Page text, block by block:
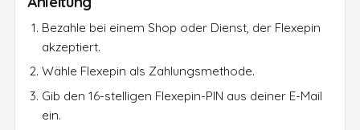
Bezahle bei einem Shop oder Dienst, der Flexepin
akzeptiert.
Wähle Flexepin als Zahlungsmethode.
Gib den 16-stelligen Flexepin-PIN aus deiner E-Mail
ein.